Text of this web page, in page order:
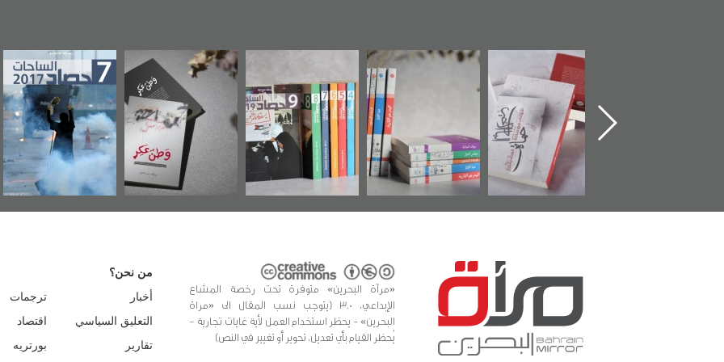
تصنيف موضوعي
للوثائق البريطانية
يقدمه «مركز أوال»
في سلسلة من 5
كتب
"مرآة البحرين"
جديدة لمعتقل
عسكري تصدر عن
«مرآة البحرين»
حصاد 2017
عاشوراء البحرين...
ويكيليكس السفارة
الأمريكية
«مرآة البحرين» متوفرة تحت رخصة المشاع
الإبداعي، 3.0 (يتوجب نسب المقال الى «مراة
البحرين» - يحظر استخدام العمل لأية غايات تجارية -
يُحظر القيام بأي تعديل، تحوير أو تغيير في النص)
من نحن؟
أخبار
التعليق السياسي
تقارير
ترجمات
اقتصاد
بورتريه